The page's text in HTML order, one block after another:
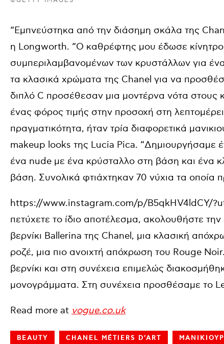
“Εμπνεύστηκα από την διάσημη σκάλα της
η Longworth. “Ο καθρέφτης μου έδωσε
συμπεριλαμβανομένων των κρυστάλλων για
τα κλασικά χρώματα της Chanel για να
διπλό C προσέθεσαν μια μοντέρνα νότα στους
ένας φόρος τιμής στην προσοχή στη
πραγματικότητα, ήταν τρία διαφορετικά
makeup looks της Lucia Pica. “Δημιουργήσαμε
ένα nude με ένα κρύσταλλο στη βάση και ένα
βάση. Συνολικά φτιάχτηκαν 70 νύχια τα οποία
https://www.instagram.com/p/B5qkHV4ldCY/
πετύχετε το ίδιο αποτέλεσμα, ακολουθήστε
βερνίκι Ballerina της Chanel, μια κλασική
ροζέ, μια πιο ανοιχτή απόχρωση του Rouge
βερνίκι και στη συνέχεια επιμελώς
μονογράμματα. Στη συνέχεια προσθέσαμε το
Read more at vogue.co.uk
BEAUTY CHANEL MÉTIERS D’ART ΜΑΝΙΚΙΟΥΡ